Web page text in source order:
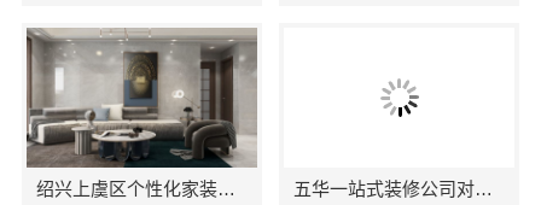
绍兴上虞区个性化家装定制无隐形增项，绍兴卓鑫装饰材料有限公司 五华一站式装修公司对比云南至高新型建材有限公司